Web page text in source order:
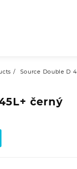
Source Double D
černý